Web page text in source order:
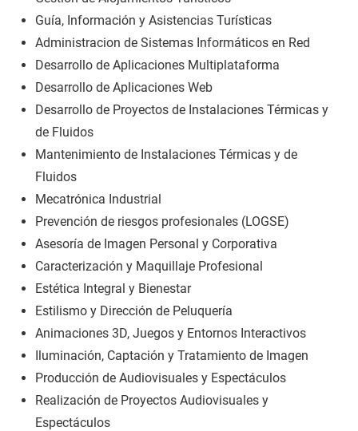
Guía, Información y Asistencias Turísticas
Administracion de Sistemas Informáticos en Red
Desarrollo de Aplicaciones Multiplataforma
Desarrollo de Aplicaciones Web
Desarrollo de Proyectos de Instalaciones Térmicas y
de Fluidos
Mantenimiento de Instalaciones Térmicas y de
Fluidos
Mecatrónica Industrial
Prevención de riesgos profesionales (LOGSE)
Asesoría de Imagen Personal y Corporativa
Caracterización y Maquillaje Profesional
Estética Integral y Bienestar
Estilismo y Dirección de Peluquería
Animaciones 3D, Juegos y Entornos Interactivos
Iluminación, Captación y Tratamiento de Imagen
Producción de Audiovisuales y Espectáculos
Realización de Proyectos Audiovisuales y
Espectáculos